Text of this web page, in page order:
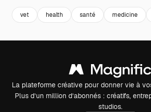
vet health santé medicine
La plateforme créative pour donner vie à
Plus d’un million d’abonnés : créatifs,
studios.